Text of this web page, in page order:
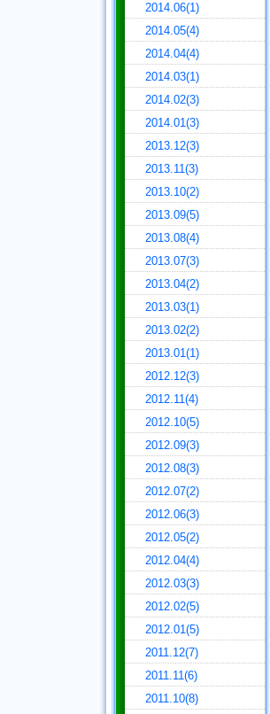
2014.06(1)
2014.05(4)
2014.04(4)
2014.03(1)
2014.02(3)
2014.01(3)
2013.12(3)
2013.11(3)
2013.10(2)
2013.09(5)
2013.08(4)
2013.07(3)
2013.04(2)
2013.03(1)
2013.02(2)
2013.01(1)
2012.12(3)
2012.11(4)
2012.10(5)
2012.09(3)
2012.08(3)
2012.07(2)
2012.06(3)
2012.05(2)
2012.04(4)
2012.03(3)
2012.02(5)
2012.01(5)
2011.12(7)
2011.11(6)
2011.10(8)